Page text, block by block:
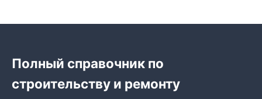
Полный справочник по
строительству и ремонту